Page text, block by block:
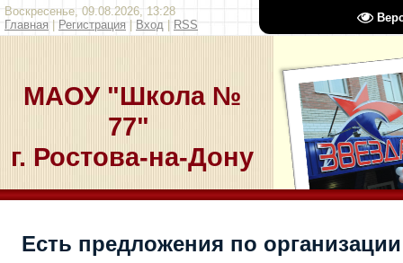
Воскресенье, 09.08.2026, 13:28
Главная
Регистрация Вход RSS
МАОУ "Школа №
77"
г. Ростова-на-Дону
Есть предложения по организации